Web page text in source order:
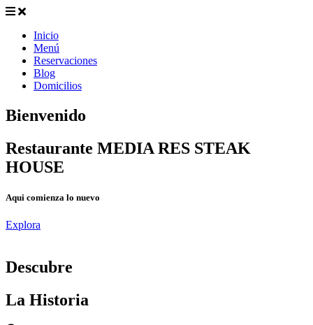
Inicio
Menú
Reservaciones
Blog
Domicilios
Bienvenido
Restaurante MEDIA RES STEAK
HOUSE
Aqui comienza lo nuevo
Explora
Descubre
La Historia